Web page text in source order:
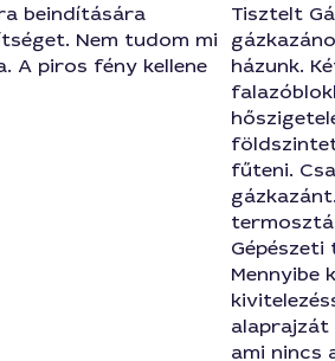
beindítására
Nem tudom mi
A piros fény kellene
Tisztelt
házunk.
fűteni.
Gépészeti
Mennyibe
alaprajzát
ami nincs